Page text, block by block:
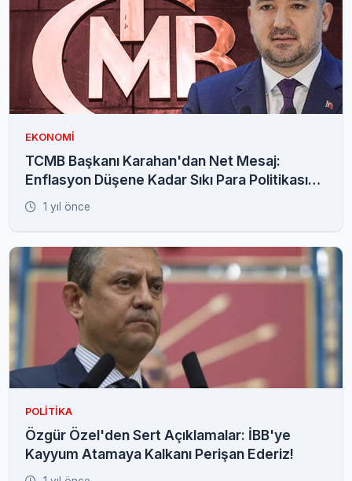
EKONOMI
TCMB Başkanı Karahan'dan Net Mesaj:
Enflasyon Düşene Kadar Sıkı Para Politikası
Devam
1 yıl önce
POLITIKA
Özgür Özel'den Sert Açıklamalar: İBB'ye
Kayyum Atamaya Kalkanı Perişan Ederiz!